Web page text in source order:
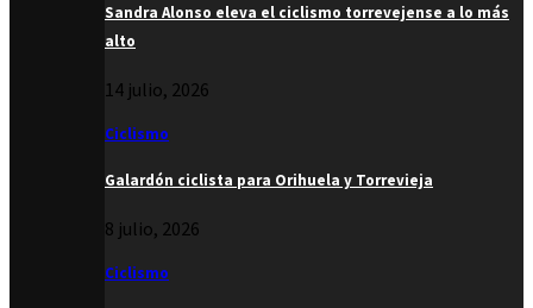
Sandra Alonso eleva el ciclismo torrevejense a lo más
alto
14 julio, 2026
Ciclismo
Galardón ciclista para Orihuela y Torrevieja
8 julio, 2026
Ciclismo